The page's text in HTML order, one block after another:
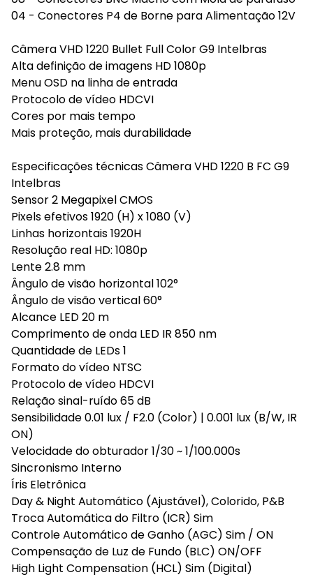
04 - Conectores P4 de Borne para Alimentação 12V
Câmera VHD 1220 Bullet Full Color G9 Intelbras
Alta definição de imagens HD 1080p
Menu OSD na linha de entrada
Protocolo de vídeo HDCVI
Cores por mais tempo
Mais proteção, mais durabilidade
Especificações técnicas Câmera VHD 1220 B FC G9
Intelbras
Sensor 2 Megapixel CMOS
Pixels efetivos 1920 (H) x 1080 (V)
Linhas horizontais 1920H
Resolução real HD: 1080p
Lente 2.8 mm
Ângulo de visão horizontal 102°
Ângulo de visão vertical 60°
Alcance LED 20 m
Comprimento de onda LED IR 850 nm
Quantidade de LEDs 1
Formato do vídeo NTSC
Protocolo de vídeo HDCVI
Relação sinal-ruído 65 dB
Sensibilidade 0.01 lux / F2.0 (Color) | 0.001 lux (B/W, IR
ON)
Velocidade do obturador 1/30 ~ 1/100.000s
Sincronismo Interno
Íris Eletrônica
Day & Night Automático (Ajustável), Colorido, P&B
Troca Automática do Filtro (ICR) Sim
Controle Automático de Ganho (AGC) Sim / ON
Compensação de Luz de Fundo (BLC) ON/OFF
High Light Compensation (HCL) Sim (Digital)